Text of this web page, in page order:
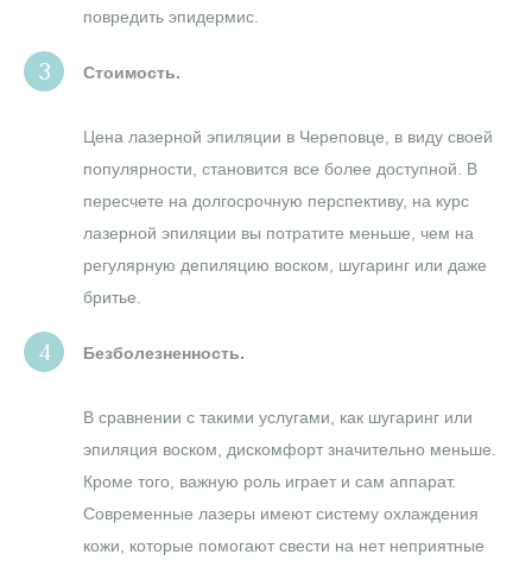
повредить эпидермис.
Стоимость.
Цена лазерной эпиляции в Череповце, в виду своей
популярности, становится все более доступной. В
пересчете на долгосрочную перспективу, на курс
лазерной эпиляции вы потратите меньше, чем на
регулярную депиляцию воском, шугаринг или даже
бритье.
Безболезненность.
В сравнении с такими услугами, как шугаринг или
эпиляция воском, дискомфорт значительно меньше.
Кроме того, важную роль играет и сам аппарат.
Современные лазеры имеют систему охлаждения
кожи, которые помогают свести на нет неприятные